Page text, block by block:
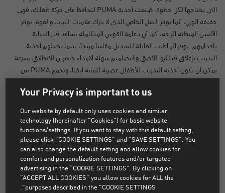
التي يحتاجها لكل خطوة. صُنعت أحذية PUMA لتحافظ على حركة طفلك، فهي
خفيفة الوزن، كما يوفر النعل الخاص الذي لا يترك علامات الثبات والقوة. توفر
الألسن المبطنة الراحة، كما أن دعامة القوس المتكاملة تساعد في العناية
بأقدامهم. توفر الرباطات القابلة للتعديل مقاساً مريحاً، بينما تجعلهم أحذية
التدريب بإغلاق فيلكرو اللاصق والتصاميم سهلة الارتداء جاهزين للانطلاق بسرعة.
يمكن أن تكون أحذية التدريب للأطفال عصرية للغاية أيضاً، وتجمع PUMA بين
خطوة مغامرة يخطوها. وعلاوة على ذلك، تأتي ملابس PUMA للأطفال بمجموعة
واسعة من الألوان تتضمن الألوان الكلاسيكية والجريئة والألوان العصرية.
لم يتم العثور على المنتجات
عذراً، لم يتم العثور على المنتجات التي تطابق الفلاتر المختارة.
Your Privacy is important to us
Our website by default only uses cookies and similar
technology (hereinafter "Cookies") for basic website
functions/settings. If you want to stay with this default setting,
please click "COOKIE SETTINGS" and "SAVE SETTINGS". You
can also change the default setting and allow cookies for
comfort and personalization features and/or targeted
advertising in the “COOKIE SETTINGS”. By clicking on
“ACCEPT ALL COOKIES” you allow cookies for ALL the
purposes described in the "COOKIE SETTINGS".